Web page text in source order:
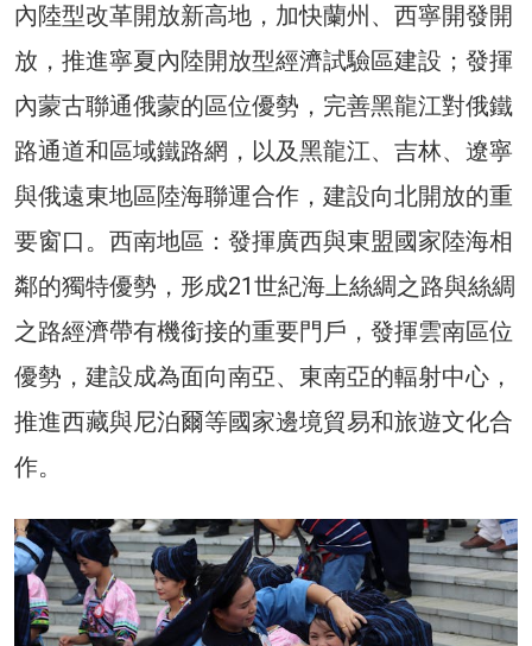
內陸型改革開放新高地，加快蘭州、西寧開發開
放，推進寧夏內陸開放型經濟試驗區建設；發揮
內蒙古聯通俄蒙的區位優勢，完善黑龍江對俄鐵
路通道和區域鐵路網，以及黑龍江、吉林、遼寧
與俄遠東地區陸海聯運合作，建設向北開放的重
要窗口。西南地區：發揮廣西與東盟國家陸海相
鄰的獨特優勢，形成21世紀海上絲綢之路與絲綢
之路經濟帶有機銜接的重要門戶，發揮雲南區位
優勢，建設成為面向南亞、東南亞的輻射中心，
推進西藏與尼泊爾等國家邊境貿易和旅遊文化合
作。